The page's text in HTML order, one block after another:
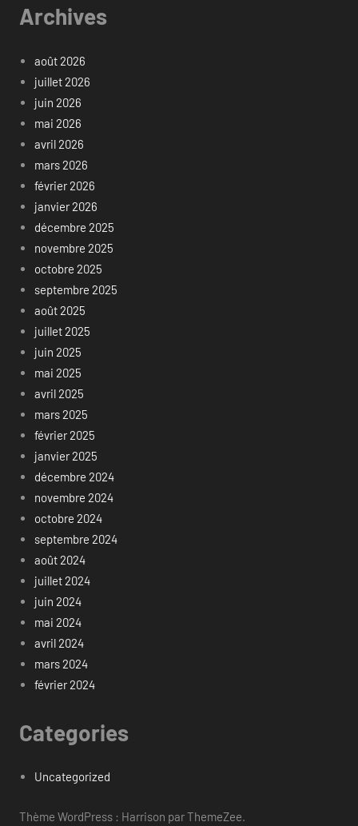
Archives
août 2026
juillet 2026
juin 2026
mai 2026
avril 2026
mars 2026
février 2026
janvier 2026
décembre 2025
novembre 2025
octobre 2025
septembre 2025
août 2025
juillet 2025
juin 2025
mai 2025
avril 2025
mars 2025
février 2025
janvier 2025
décembre 2024
novembre 2024
octobre 2024
septembre 2024
août 2024
juillet 2024
juin 2024
mai 2024
avril 2024
mars 2024
février 2024
Categories
Uncategorized
Thème WordPress : Harrison par ThemeZee.